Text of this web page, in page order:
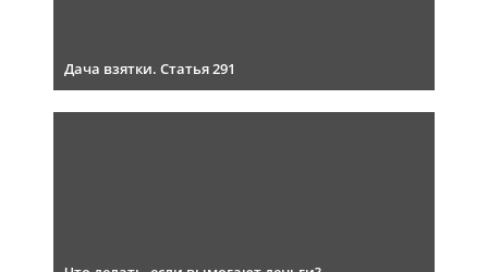
Дача взятки. Статья 291